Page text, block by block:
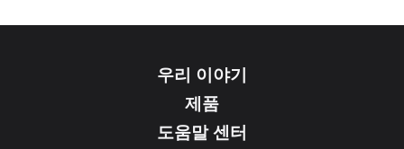
우리 이야기
제품
도움말 센터